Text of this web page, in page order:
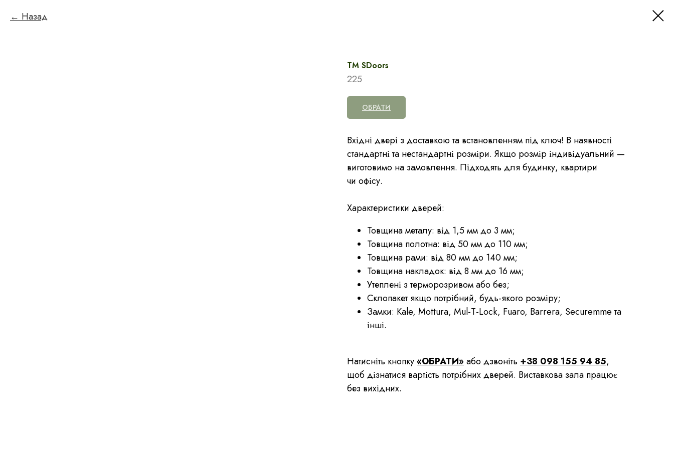
Назад
TM SDoors
225
ОБРАТИ
Вхідні двері з доставкою та встановленням під ключ! В наявності
стандартні та нестандартні розміри. Якщо розмір індивідуальний —
виготовимо на замовлення. Підходять для будинку, квартири
чи офісу.
Характеристики дверей:
Товщина металу: від 1,5 мм до 3 мм;
Товщина полотна: від 50 мм до 110 мм;
Товщина рами: від 80 мм до 140 мм;
Товщина накладок: від 8 мм до 16 мм;
Утеплені з терморозривом або без;
Склопакет якщо потрібний, будь-якого розміру;
Замки: Kale, Mottura, Mul-T-Lock, Fuaro, Barrera, Securemme та
інші.
Натисніть кнопку«ОБРАТИ» або дзвоніть +38 098 155 94 85,
щоб дізнатися вартість потрібних дверей. Виставкова зала працює
без вихідних.